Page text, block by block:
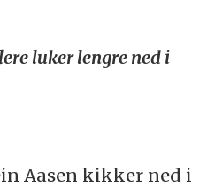
luker lengre ned i
Aasen kikker ned i